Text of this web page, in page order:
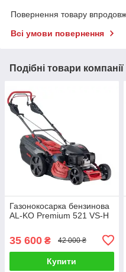
Повернення товару
Всі умови повернення
Подібні товари компанії
Газонокосарка бензинова
AL-KO Premium 521 VS-H
35 600 ₴ 42 000 ₴
Купити